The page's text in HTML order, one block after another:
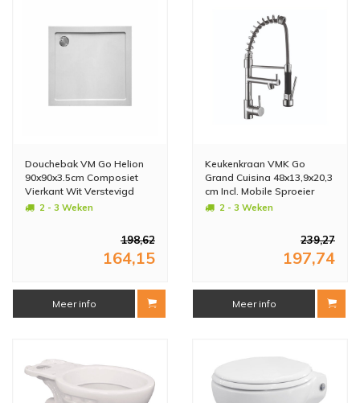
Douchebak VM Go Helion
90x90x3.5cm Composiet
Vierkant Wit Verstevigd
2 - 3 Weken
198,62
164,15
Meer info
Keukenkraan VMK Go
Grand Cuisina 48x13,9x20,3
cm Incl. Mobile Sproeier
Chroom
2 - 3 Weken
239,27
197,74
Meer info